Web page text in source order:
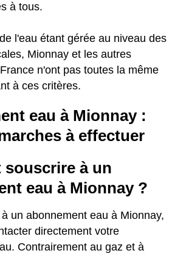
à tous.
l'eau étant gérée au niveau des
Mionnay et les autres
n'ont pas toutes la même
à ces critères.
eau à Mionnay :
à effectuer
souscrire à un
eau à Mionnay ?
un abonnement eau à Mionnay,
directement votre
Contrairement au gaz et à